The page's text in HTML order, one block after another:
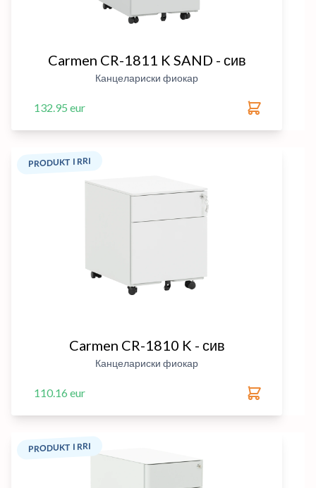
Carmen CR-1811 K SAND - сив
Канцелариски фиокар
132.95 eur
PRODUKT I RRI
Carmen CR-1810 K - сив
Канцелариски фиокар
110.16 eur
PRODUKT I RRI